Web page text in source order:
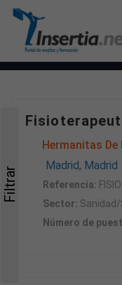
Hermanitas
Madrid, Madrid
Referencia:
Sector: Sanidad/
Número de
Filtrar